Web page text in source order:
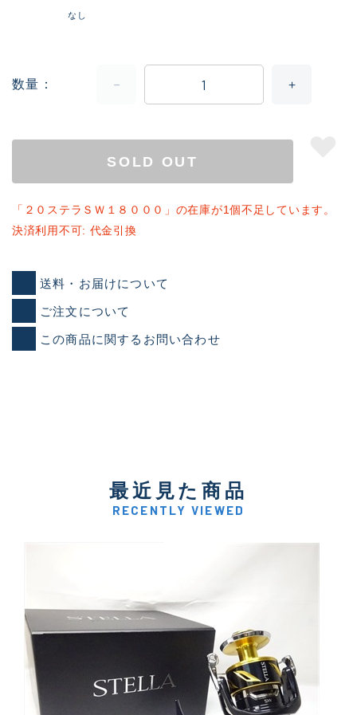
なし
数量
SOLD OUT
「２０ステラＳＷ１８０００」の在庫が1個不足しています。
決済利用不可: 代金引換
送料・お届けについて
ご注文について
この商品に関するお問い合わせ
最近見た商品
RECENTLY VIEWED